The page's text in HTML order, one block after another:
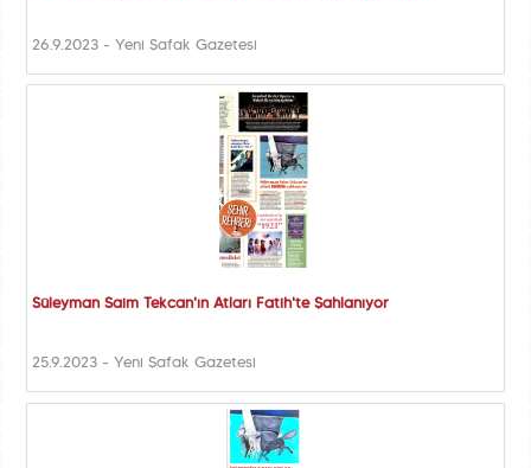
26.9.2023 - Yeni Şafak Gazetesi
Süleyman Saim Tekcan'ın Atları Fatih'te Şahlanıyor
25.9.2023 - Yeni Şafak Gazetesi